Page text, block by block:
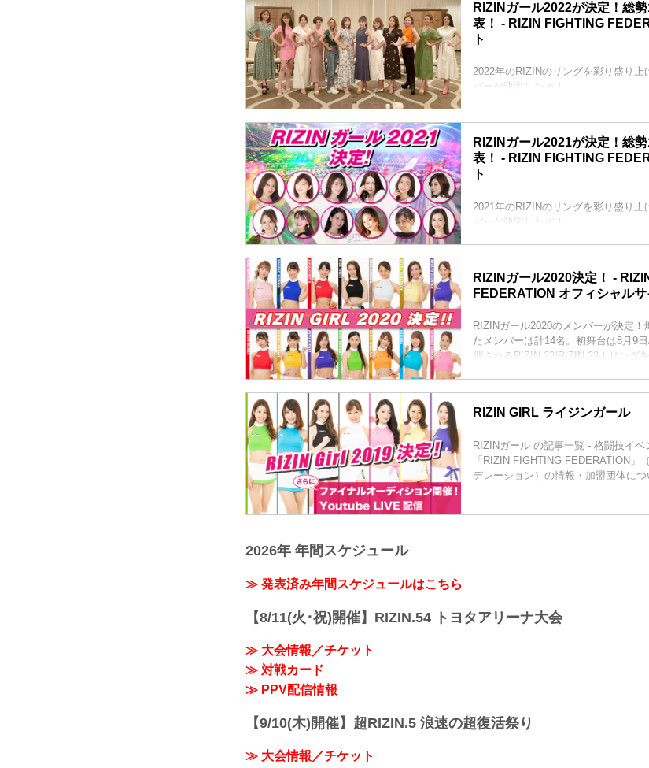
し、ライブ配信で行われた最終オーデ
と13名！
彼女たちの初舞台は、9月24日（日）
RIZINガール2022が決定！総
表！ - RIZIN FIGHTING
ト
2022年のRIZINのリングを彩り盛り
バーが決定したぞ！
RIZIN公式投票オーディション、
た！
彼女たちの初舞台は、9月の予定だ！
2022を、みんなで応援しよう！
荒井つかさ
荒井つかさ
RIZINガール2021が決定！総
表！ - RIZIN FIGHTING
ト
2021年のRIZINのリングを彩り盛り
バーが決定したぞ！
【17LIVE×RIZIN RIZINガールオーデ
った。
彼女たちの初舞台は、9月19日（土）
RIZINガール2020決定！ -
FEDERATION オフィシャルサ
RIZINガール2020のメンバーが決定
たメンバーは計14名。初舞台は8月9
催されるRIZIN.22/RIZIN.23！リング
T158・B78・W59・H83
instagram：r_candy11
去年に引き続き継続することが出来
RIZIN GIRL ライジンガール
RIZINガール の記事一覧 - 格闘技イベ
「RIZIN FIGHTING FEDERATION」
デレーション）の情報・加盟団体につ
2026年 年間スケジュール
≫ 発表済み年間スケジュールはこちら
【8/11(火･祝)開催】RIZIN.54 トヨタアリーナ大会
≫ 大会情報／チケット
≫ 対戦カード
≫ PPV配信情報
【9/10(木)開催】超RIZIN.5 浪速の超復活祭り
≫ 大会情報／チケット